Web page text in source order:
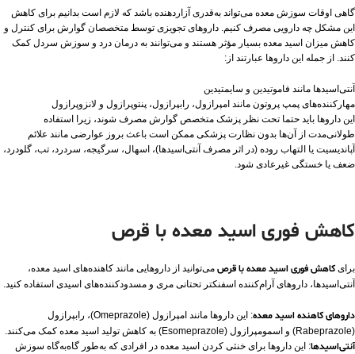
گاهی اوقات سوزش معده می‌تواند به‌قدری آزاردهنده باشد که لازم است بدانیم برای کاهش
این مشکل چه دارویی مصرف کنیم. داروهای تجویزی توسط متخصصان گوارش برای کنترل و
کاهش میزان اسید معده بسیار مؤثر هستند و می‌توانند به درمان درد و سوزش سردل کمک
کنند. از جمله این داروها عبارتند از:
آنتی‌اسیدها مانند فاموتیدین و سایمتیدین
مهارکننده‌های پمپ پروتون مانند امپرازول، رابپرازول، پنتوپرازول و لانزوپرازول
این داروها باید حتما تحت نظر پزشک متخصص گوارش مصرف شوند، زیرا استفاده
طولانی‌مدت از آن‌ها بدون نظارت پزشکی ممکن است باعث بروز عوارضی مانند علائم
آپاندیسیت یا التهاب روده (در اثر مصرف آنتی‌اسیدها)، اسهال، سرگیجه، سردرد، تب، گلودرد،
ضعف یا خستگی غیرعادی شود.
کاهش فوری اسید معده با قرص
برای کاهش فوری اسید معده با قرص می‌توانید از داروهایی مانند کاهنده‌های اسید معده،
آنتی‌اسیدها، داروهای آرام‌کننده اسفنکتر تحتانی مری و مسدودکننده‌های اسیدی استفاده کنید.
داروهای کاهنده اسید معده
: این داروها مانند امپرازول (Omeprazole)، رابپرازول
(Rabeprazole) و اسمومپرازول (Esomeprazole) به کاهش تولید اسید معده کمک می‌کنند.
آنتی‌اسیدها: این داروها برای خنثی کردن اسید معده در افرادی که به‌طور گاه‌به‌گاه سوزش